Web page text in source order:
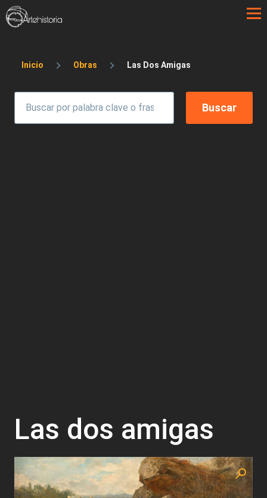
Pasar al contenido principal
Sobrescribir enlaces de ayuda a la
Inicio Obras Las Dos Amigas
Las dos amigas